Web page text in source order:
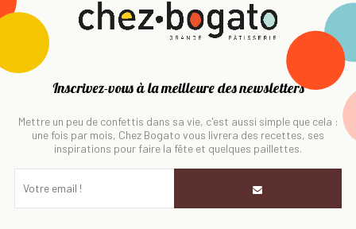
Inscrivez-vous à la meilleure des newsletters
Mettre un peu de confettis dans sa vie, c'est aussi simple que cela :
une fois par mois, Chez Bogato vous livrera des recettes, ses
inspirations pour faire la fête et quelques paillettes.